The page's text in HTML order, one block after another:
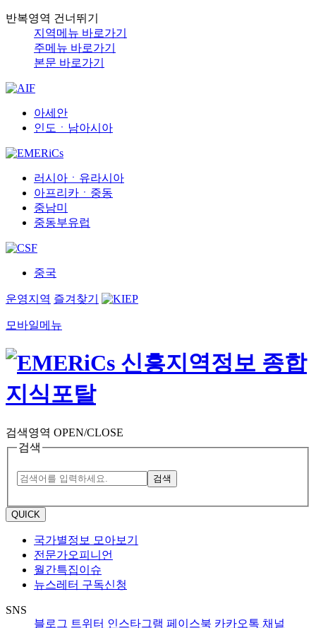
반복영역 건너뛰기
지역메뉴 바로가기
주메뉴 바로가기
본문 바로가기
아세안
인도ㆍ남아시아
러시아ㆍ유라시아
아프리카ㆍ중동
중남미
중동부유럽
중국
운영지역 즐겨찾기
모바일메뉴
검색영역 OPEN/CLOSE
검색
검색
QUICK
국가별정보 모아보기
전문가오피니언
월간특집이슈
뉴스레터 구독신청
SNS
블로그 트위터 인스타그램 페이스북 카카오톡 채널